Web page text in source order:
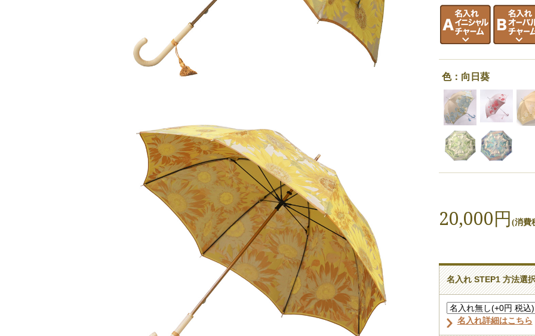
色：向日葵
20,000円 (消費
名入れ STEP1 方法選
名入れ詳細はこちら